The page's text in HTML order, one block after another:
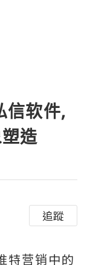
信软件,
造
追蹤
特营销中的